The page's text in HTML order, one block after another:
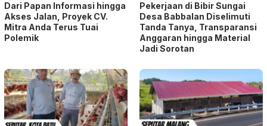
Dari Papan Informasi hingga
Akses Jalan, Proyek CV.
Mitra Anda Terus Tuai
Polemik
Pekerjaan di Bibir Sungai
Desa Babbalan Diselimuti
Tanda Tanya, Transparansi
Anggaran hingga Material
Jadi Sorotan